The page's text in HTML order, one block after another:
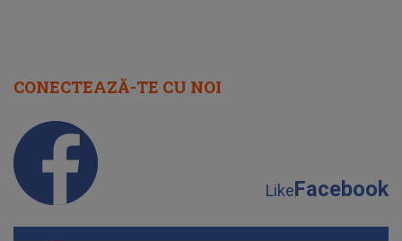
CONECTEAZĂ-TE CU NOI
LikeFacebook